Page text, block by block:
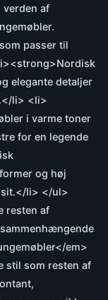
verden af
passer til
elegante detaljer
li> <li>
i varme toner
for en legende
og høj
li> </ul>
resten af
em>
stil som resten af